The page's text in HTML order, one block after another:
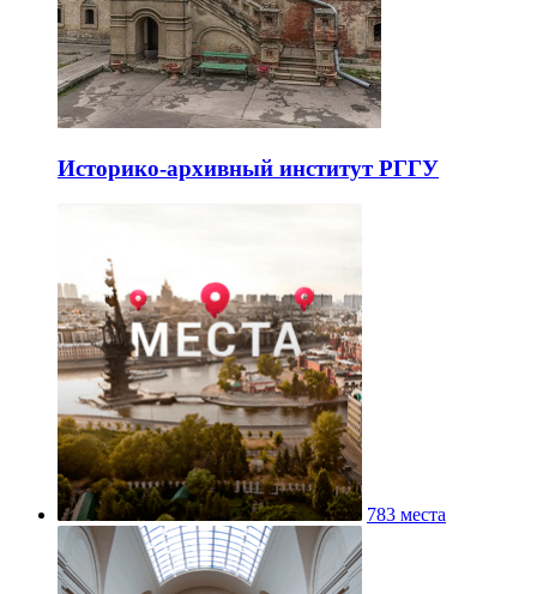
Историко-архивный институт РГГУ
783 места